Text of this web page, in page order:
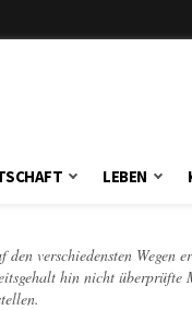
LEBEN
verschiedensten
hin nicht